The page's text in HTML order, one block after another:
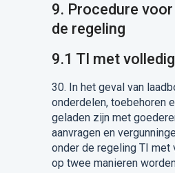
9. Procedure
de regeling
9.1 TI met
30. In het geval van
onderdelen, toebehoren
geladen zijn met
aanvragen en
onder de regeling TI
op twee manieren